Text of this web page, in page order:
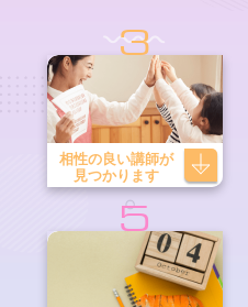
3
相性の良い講師が
見つかります
5